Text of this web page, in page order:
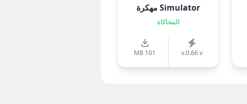
Simulator مهكرة
المحاكاة
v.0.66 v
101 MB